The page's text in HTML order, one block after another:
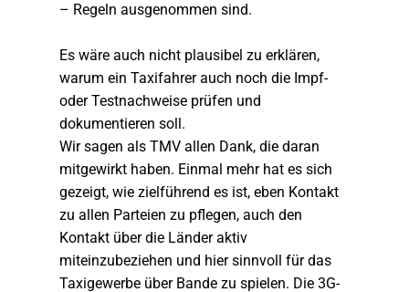
– Regeln ausgenommen sind.
Es wäre auch nicht plausibel zu erklären,
warum ein Taxifahrer auch noch die Impf-
oder Testnachweise prüfen und
dokumentieren soll.
Wir sagen als TMV allen Dank, die daran
mitgewirkt haben. Einmal mehr hat es sich
gezeigt, wie zielführend es ist, eben Kontakt
zu allen Parteien zu pflegen, auch den
Kontakt über die Länder aktiv
miteinzubeziehen und hier sinnvoll für das
Taxigewerbe über Bande zu spielen. Die 3G-